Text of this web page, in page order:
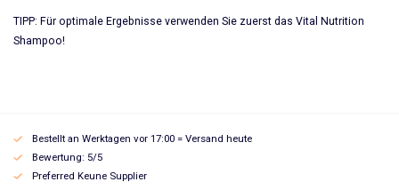
TIPP: Für optimale Ergebnisse verwenden Sie zuerst das Vital Nutrition
Shampoo!
Bestellt an Werktagen vor 17:00 = Versand heute
Bewertung: 5/5
Preferred Keune Supplier